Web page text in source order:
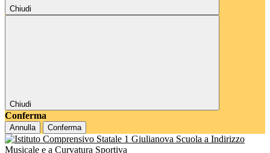
Chiudi
Chiudi
Conferma
Annulla Conferma
Scuola a Indirizzo
Musicale e a Curvatura Sportiva